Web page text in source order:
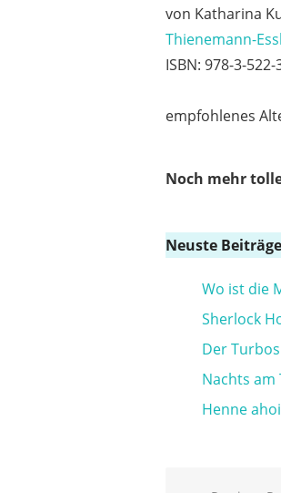
von Katharina
Thienemann-
ISBN: 978-3-
empfohlenes
Noch mehr
Neuste Beiträge
Wo ist die
Sherlock
Der
Nachts am
Henne